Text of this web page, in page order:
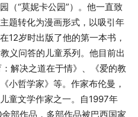
（“莫妮卡公园”）。他一直致
题转化为漫画形式，以吸引年
12岁时出版了他的第一本书，
义问答的儿童系列。他目前出
解决之道在于情》、《爱的教
小哲学家》等。作家布伦曼，
童文学作家之一。自1997年
部作品，多部作品被巴西国家